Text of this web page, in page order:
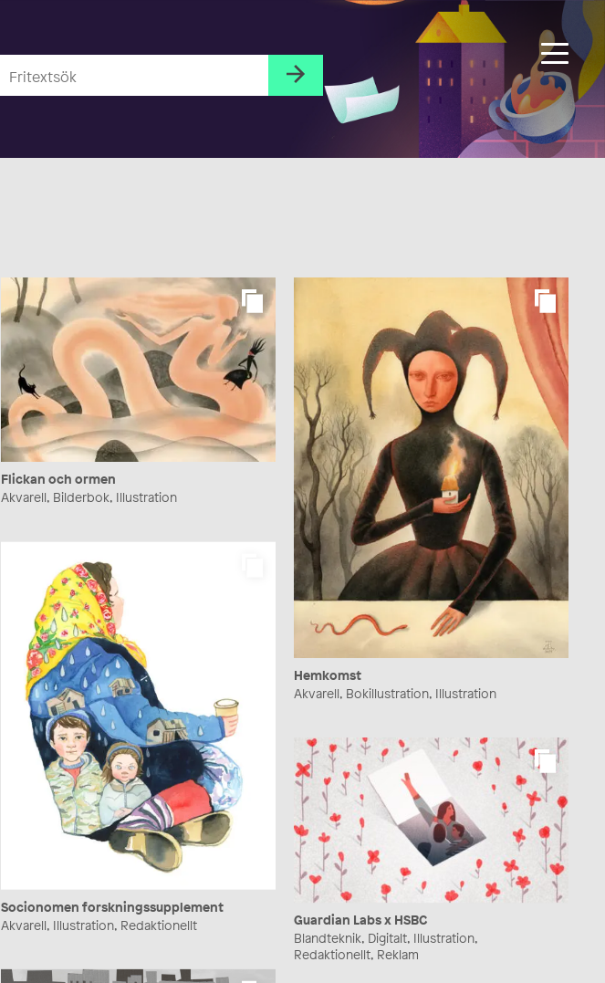
Flickan och ormen
Akvarell, Bilderbok, Illustration
Hemkomst
Akvarell, Bokillustration, Illustration
Socionomen forskningssupplement
Akvarell, Illustration, Redaktionellt
Guardian Labs x HSBC
Blandteknik, Digitalt, Illustration,
Redaktionellt, Reklam